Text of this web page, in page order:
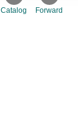
Catalog Forward